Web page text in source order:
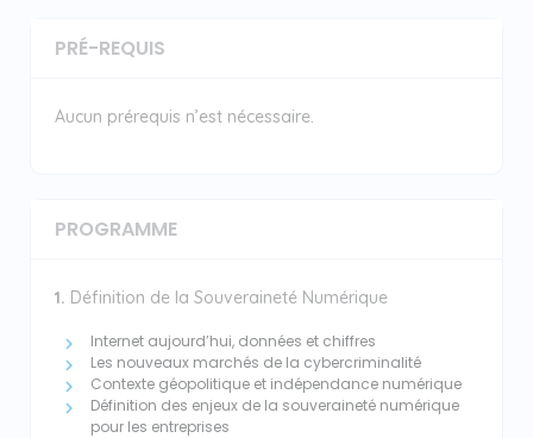
PRÉ-REQUIS
Aucun prérequis n’est nécessaire.
PROGRAMME
1. Définition de la Souveraineté Numérique
Internet aujourd’hui, données et chiffres
Les nouveaux marchés de la cybercriminalité
Contexte géopolitique et indépendance numérique
Définition des enjeux de la souveraineté numérique
pour les entreprises